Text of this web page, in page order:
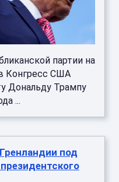
партии на
Конгресс США
Дональду Трампу
...
под